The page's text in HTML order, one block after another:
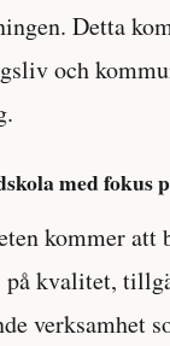
Detta
och
med fokus
kommer att
på kvalitet,
verksamhet